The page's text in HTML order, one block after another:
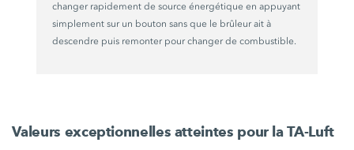
changer rapidement de source énergétique en appuyant
simplement sur un bouton sans que le brûleur ait à
descendre puis remonter pour changer de combustible.
Valeurs exceptionnelles atteintes pour la TA-Luft